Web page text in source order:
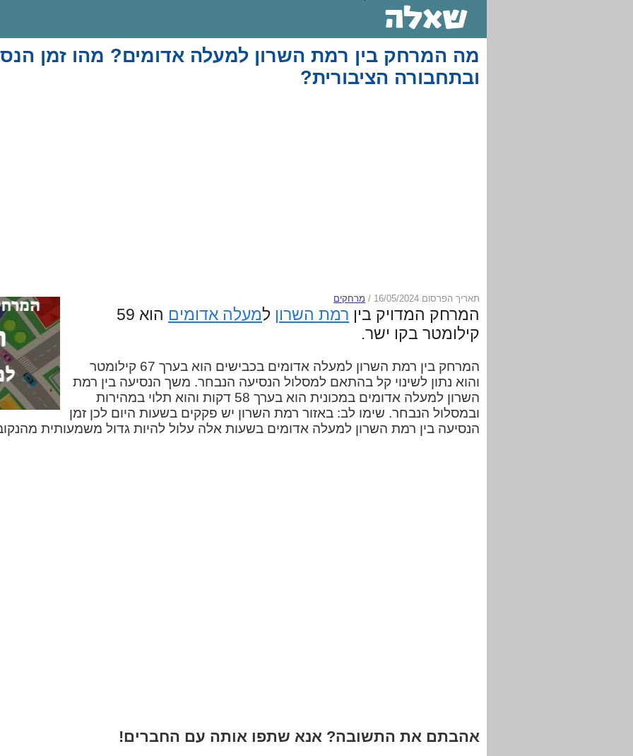
מה המרחק בין רמת השרון למעלה אדומים? מהו זמן
ובתחבורה הציבורית?
תאריך הפרסום 16/05/2024 / מרחקים
המרחק המדויק בין רמת השרון למעלה אדומים
הוא 59
קילומטר בקו ישר.
המרחק בין רמת השרון למעלה אדומים בכבישים הוא בערך 67 קילומטר
והוא נתון לשינוי קל בהתאם למסלול הנסיעה הנבחר. משך הנסיעה בין רמת
השרון למעלה אדומים במכונית הוא בערך 58 דקות והוא תלוי במהירות
ובמסלול הנבחר. שימו לב: באזור רמת השרון יש פקקים בשעות היום לכן זמן
הנסיעה בין רמת השרון למעלה אדומים בשעות אלה עלול להיות גדול משמעותית
אהבתם את התשובה? אנא שתפו אותה עם החברים!